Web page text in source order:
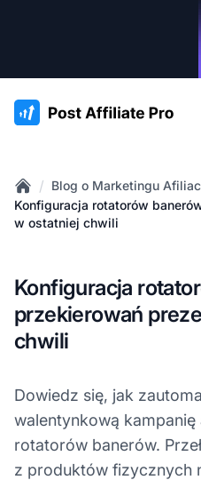
:site.title
Home
/ Blog o Marketingu
Konfiguracja rotatorów
w ostatniej chwili
Konfiguracja
przekierowań
chwili
Dowiedz się, jak
walentynkową
rotatorów banerów.
z produktów fizycznych